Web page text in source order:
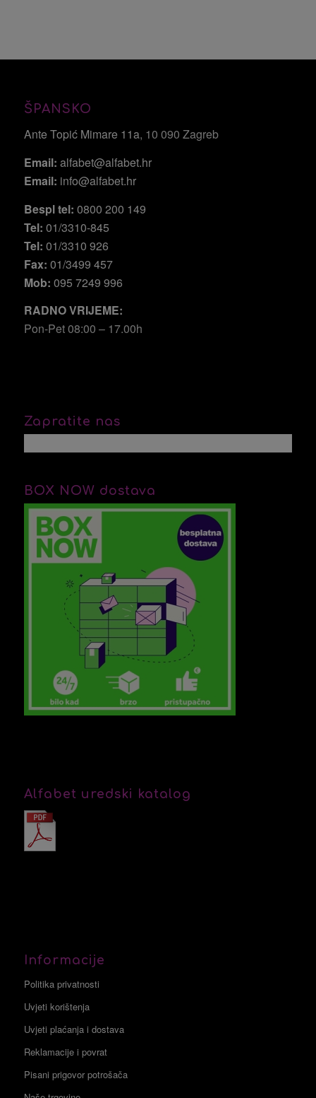
ŠPANSKO
Ante Topić Mimare 11a, 10 090 Zagreb
Email: alfabet@alfabet.hr
Email: info@alfabet.hr
Bespl tel: 0800 200 149
Tel: 01/3310-845
Tel: 01/3310 926
Fax: 01/3499 457
Mob: 095 7249 996
RADNO VRIJEME:
Pon-Pet 08:00 – 17.00h
Zapratite nas
BOX NOW dostava
Alfabet uredski katalog
Informacije
Politika privatnosti
Uvjeti korištenja
Uvjeti plaćanja i dostava
Reklamacije i povrat
Pisani prigovor potrošača